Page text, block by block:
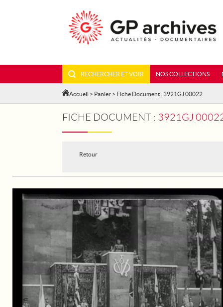
RECHERCHER ET VOIR NOS COLLECTIONS
Accueil > Panier > Fiche Document : 3921GJ 00022
FICHE DOCUMENT : 3921GJ
Retour